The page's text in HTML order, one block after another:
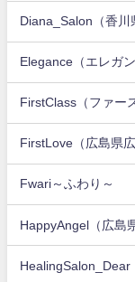
Diana_Salon（香川
Elegance（エレガ
FirstClass（ファー
FirstLove（広島県広
Fwari～ふわり～
HappyAngel（広島
HealingSalon_Dear